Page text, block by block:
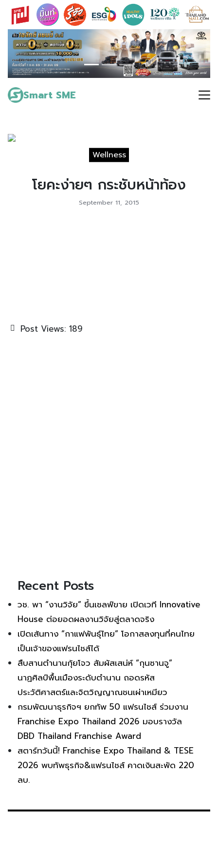
Skip
content
Smart SME
Search
for:
Wellness
โยคะง่ายๆ กระชับหน้าท้อง
September 11, 2015
Post Views: 189
Recent Posts
วช. พา “งานวิจัย” ขึ้นเชลฟ์ขาย เปิดเวที Innovative
House ต่อยอดผลงานวิจัยสู่ตลาดจริง
เปิดเส้นทาง “กาแฟพันธุ์ไทย” โอกาสลงทุนที่คนไทย
เป็นเจ้าของแฟรนไชส์ได้
สืบสานตำนานกุ้ยโจว สัมผัสเสน่ห์ “กุนซานจู”
นาฏศิลป์พื้นเมืองระดับตำนาน ถอดรหัส
ประวัติศาสตร์และจิตวิญญาณชนเผ่าเหมียว
กรมพัฒนาธุรกิจฯ ยกทัพ 50 แฟรนไชส์ ร่วมงาน
Franchise Expo Thailand 2026 มอบรางวัล
DBD Thailand Franchise Award
สตาร์ทวันนี้! Franchise Expo Thailand & TESE
2026 พบทัพธุรกิจ&แฟรนไชส์ คาดเงินสะพัด 220
ลบ.